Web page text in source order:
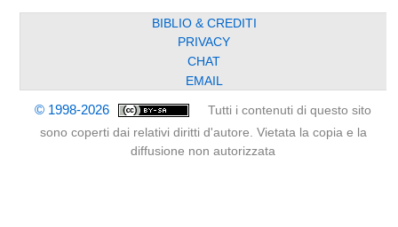
BIBLIO & CREDITI
PRIVACY
CHAT
EMAIL
© 1998-2026
Tutti i contenuti di questo sito
sono coperti dai relativi diritti d'autore. Vietata la copia e la
diffusione non autorizzata